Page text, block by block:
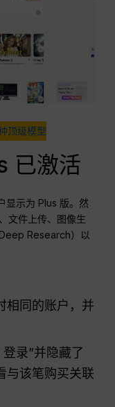
顶级模型
已激活
显示为 Plus 版。然
文件上传、图像生
Research）以
相同的账户，并
录”并隐藏了
与该笔购买关联